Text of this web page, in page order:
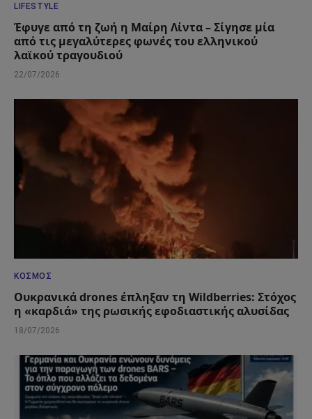
LIFESTYLE
Έφυγε από τη ζωή η Μαίρη Λίντα – Σίγησε μία
από τις μεγαλύτερες φωνές του ελληνικού
λαϊκού τραγουδιού
22/07/2026
ΚΌΣΜΟΣ
Ουκρανικά drones έπληξαν τη Wildberries: Στόχος
η «καρδιά» της ρωσικής εφοδιαστικής αλυσίδας
18/07/2026